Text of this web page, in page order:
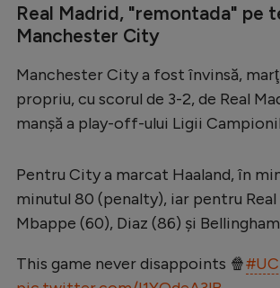
Creează cont
Real Madrid, "remontada" pe
Manchester City
Manchester City a fost învinsă,
propriu, cu scorul de 3-2, de Real
manşă a play-off-ului Ligii
Pentru City a marcat Haaland, în
minutul 80 (penalty), iar pentru Real
Mbappe (60), Diaz (86) şi
This game never disappoints 🍿